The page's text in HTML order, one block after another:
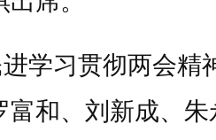
习贯彻两会精
富和、刘新成、